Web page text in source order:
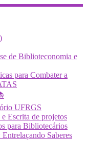
de Biblioteconomia e
para Combater a
UFRGS
Escrita de projetos
para Bibliotecários
Saberes